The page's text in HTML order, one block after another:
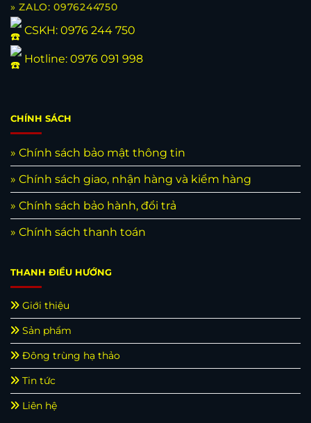
» ZALO: 0976244750
CSKH: 0976 244 750
Hotline: 0976 091 998
CHÍNH SÁCH
» Chính sách bảo mật thông tin
» Chính sách giao, nhận hàng và kiểm hàng
» Chính sách bảo hành, đổi trả
» Chính sách thanh toán
THANH ĐIỀU HƯỚNG
Giới thiệu
Sản phẩm
Đông trùng hạ thảo
Tin tức
Liên hệ